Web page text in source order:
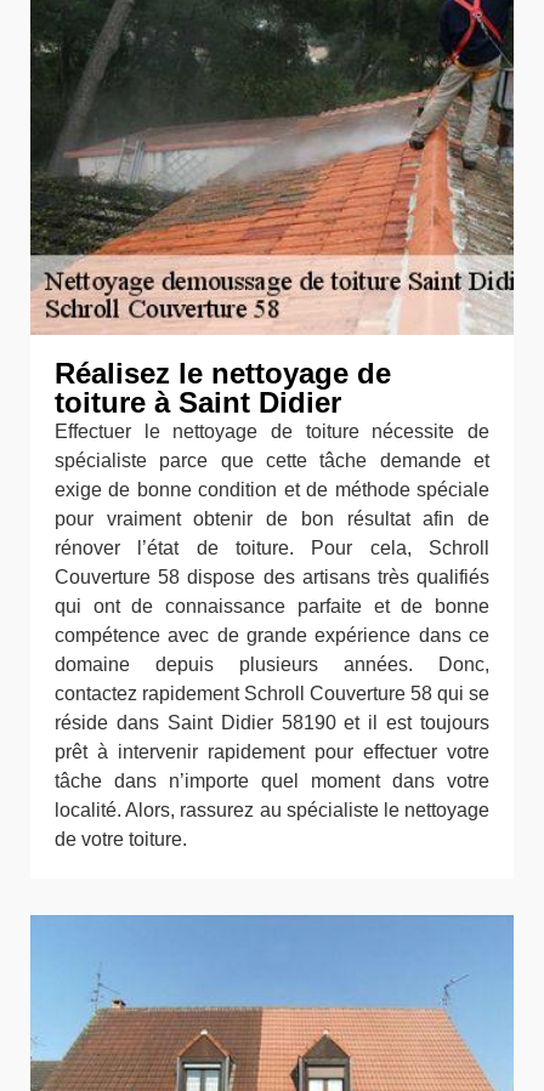
Réalisez le nettoyage de
toiture à Saint Didier
Effectuer le nettoyage de toiture nécessite de
spécialiste parce que cette tâche demande et
exige de bonne condition et de méthode spéciale
pour vraiment obtenir de bon résultat afin de
rénover l’état de toiture. Pour cela, Schroll
Couverture 58 dispose des artisans très qualifiés
qui ont de connaissance parfaite et de bonne
compétence avec de grande expérience dans ce
domaine depuis plusieurs années. Donc,
contactez rapidement Schroll Couverture 58 qui se
réside dans Saint Didier 58190 et il est toujours
prêt à intervenir rapidement pour effectuer votre
tâche dans n’importe quel moment dans votre
localité. Alors, rassurez au spécialiste le nettoyage
de votre toiture.